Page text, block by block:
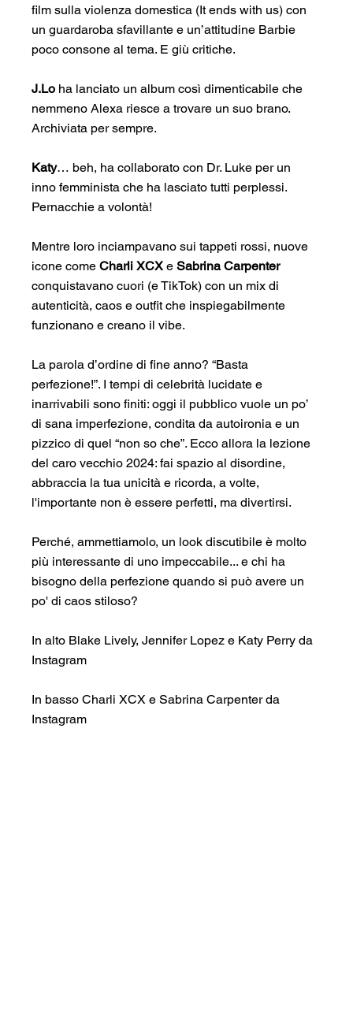
film sulla violenza domestica (It ends with us) con
un guardaroba sfavillante e un’attitudine Barbie
poco consone al tema. E giù critiche.
J.Lo ha lanciato un album così dimenticabile che
nemmeno Alexa riesce a trovare un suo brano.
Archiviata per sempre.
Katy… beh, ha collaborato con Dr. Luke per un
inno femminista che ha lasciato tutti perplessi.
Pernacchie a volontà!
Mentre loro inciampavano sui tappeti rossi, nuove
icone come Charli XCX e Sabrina Carpenter
conquistavano cuori (e TikTok) con un mix di
autenticità, caos e outfit che inspiegabilmente
funzionano e creano il vibe.
La parola d’ordine di fine anno? “Basta
perfezione!”. I tempi di celebrità lucidate e
inarrivabili sono finiti: oggi il pubblico vuole un po’
di sana imperfezione, condita da autoironia e un
pizzico di quel “non so che”. Ecco allora la lezione
del caro vecchio 2024: fai spazio al disordine,
abbraccia la tua unicità e ricorda, a volte,
l'importante non è essere perfetti, ma divertirsi.
Perché, ammettiamolo, un look discutibile è molto
più interessante di uno impeccabile... e chi ha
bisogno della perfezione quando si può avere un
po' di caos stiloso?
In alto Blake Lively, Jennifer Lopez e Katy Perry da
Instagram
In basso Charli XCX e Sabrina Carpenter da
Instagram